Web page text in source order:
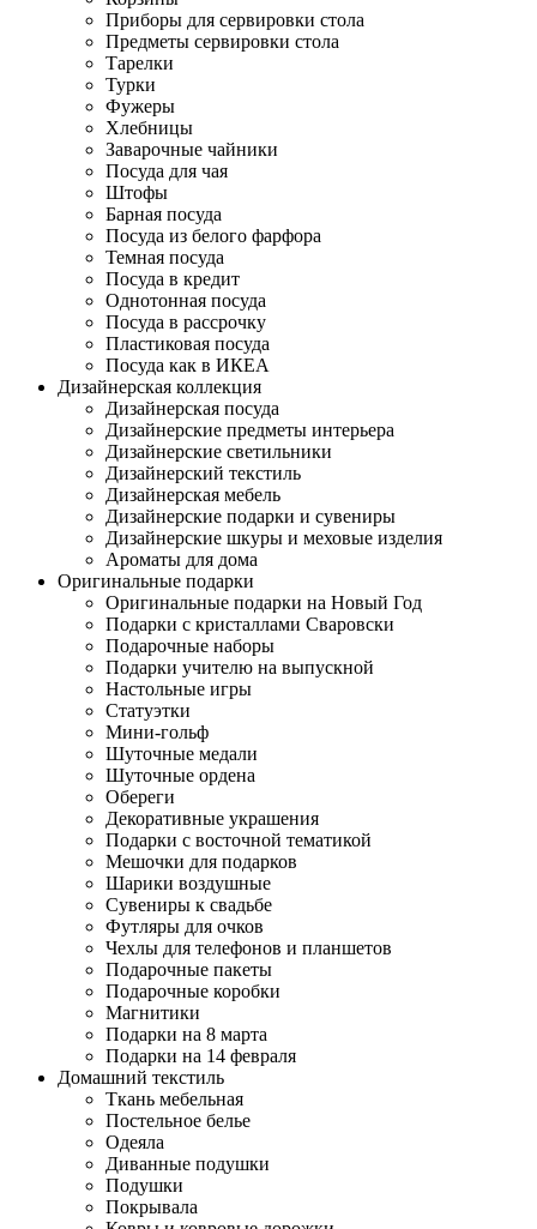
Приборы для сервировки стола
Предметы сервировки стола
Тарелки
Турки
Фужеры
Хлебницы
Заварочные чайники
Посуда для чая
Штофы
Барная посуда
Посуда из белого фарфора
Темная посуда
Посуда в кредит
Однотонная посуда
Посуда в рассрочку
Пластиковая посуда
Посуда как в ИКЕА
Дизайнерская коллекция
Дизайнерская посуда
Дизайнерские предметы интерьера
Дизайнерские светильники
Дизайнерский текстиль
Дизайнерская мебель
Дизайнерские подарки и сувениры
Дизайнерские шкуры и меховые изделия
Ароматы для дома
Оригинальные подарки
Оригинальные подарки на Новый Год
Подарки с кристаллами Сваровски
Подарочные наборы
Подарки учителю на выпускной
Настольные игры
Статуэтки
Мини-гольф
Шуточные медали
Шуточные ордена
Обереги
Декоративные украшения
Подарки с восточной тематикой
Мешочки для подарков
Шарики воздушные
Сувениры к свадьбе
Футляры для очков
Чехлы для телефонов и планшетов
Подарочные пакеты
Подарочные коробки
Магнитики
Подарки на 8 марта
Подарки на 14 февраля
Домашний текстиль
Ткань мебельная
Постельное белье
Одеяла
Диванные подушки
Подушки
Покрывала